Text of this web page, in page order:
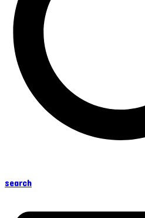
search